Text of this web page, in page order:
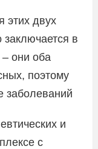
этих двух
заключается в
они оба
поэтому
заболеваний
и
с